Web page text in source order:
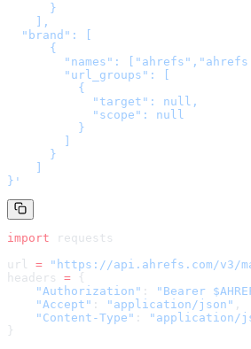
      }
    ],
  "brand": [
      {
"names": ["ahrefs","ahrefs
        "url_groups": [
          {
            "target": null,
            "scope": null
          }
      }
} '
import requests
url = " https://api.ahrefs.com/v3/
headers = {
    "Authorization"
: "Bearer
    "Accept"
: "application/json" ,
    "Content-Type"
:
"application/
}